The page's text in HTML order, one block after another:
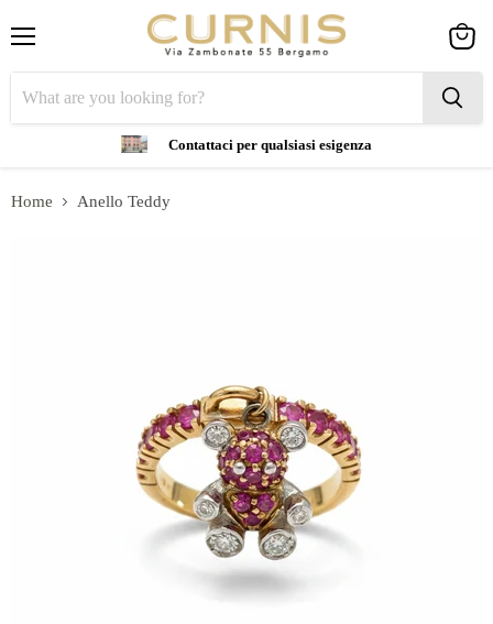
Contattaci per qualsiasi esigenza
cart
Home Anello Teddy